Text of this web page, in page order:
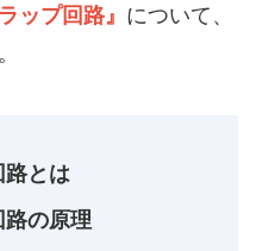
ップ回路』 について、
路とは
の原理